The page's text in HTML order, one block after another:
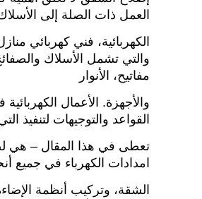
العمل ذات الصلة إلى
الكهربائية، فني كهربائي
والتي تشمل الأسلاك
مفاتيح، الأنوار
والأجهزة. الأعمال
القواعد والتوجيهات لتنفيذ
تعطى في هذا المقال – هي
امدادات الكهرباء في جميع
الشقة، وتركيب أنظمة